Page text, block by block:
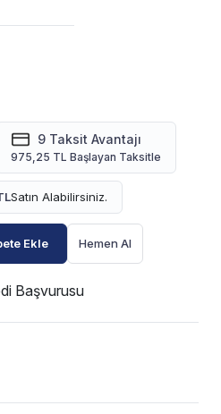
9 Taksit Avantajı
975,25 TL Başlayan Taksitle
Satın Alabilirsiniz.
Ekle Hemen Al
Başvurusu